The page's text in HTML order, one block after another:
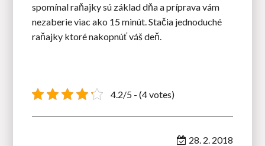
spomínal raňajky sú základ dňa a príprava vám
nezaberie viac ako 15 minút. Stačia jednoduché
raňajky ktoré nakopnúť váš deň.
4.2/5 - (4 votes)
28. 2. 2018